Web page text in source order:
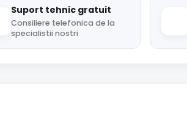
Suport tehnic gratuit
Consiliere telefonica de la
specialistii nostri